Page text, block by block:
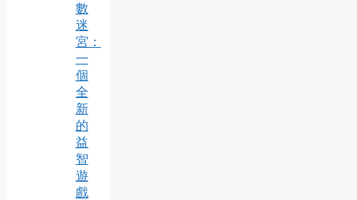
數
迷
宮：
一
個
全
新
的
益
智
遊
戲